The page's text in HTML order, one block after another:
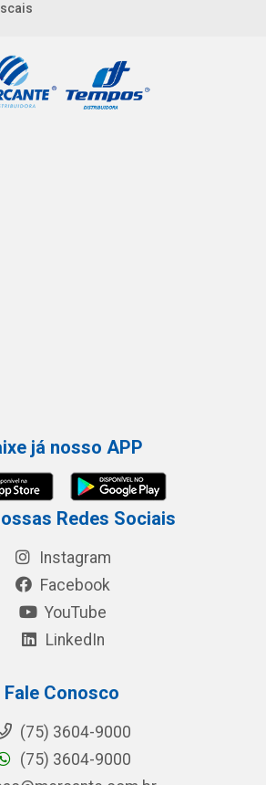
já nosso APP
Redes Sociais
Instagram
Facebook
YouTube
LinkedIn
Fale Conosco
(75) 3604-9000
(75) 3604-9000